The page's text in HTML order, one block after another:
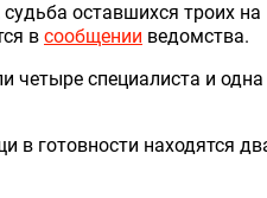
оставшихся троих на
в сообщении ведомства.
четыре специалиста и одна
в готовности находятся